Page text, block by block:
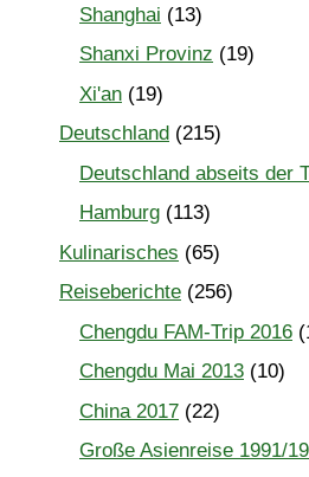
Shanghai (13)
Shanxi Provinz (19)
Xi'an (19)
Deutschland (215)
Deutschland abseits der
Hamburg (113)
Kulinarisches (65)
Reiseberichte (256)
Chengdu FAM-Trip 2016
Chengdu Mai 2013 (10)
China 2017 (22)
Große Asienreise 1991/